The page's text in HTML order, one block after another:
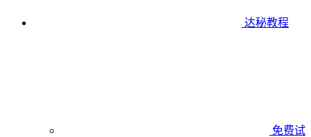
达秘教程
免费试